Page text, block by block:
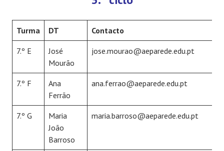
Turma DT Contacto
7.º E
José
Mourão
jose.mourao@aeparede.edu.pt
7.º F
Ana
Ferrão
ana.ferrao@aeparede.edu.pt
7.º G
Maria
João
Barroso
maria.barroso@aeparede.edu.pt